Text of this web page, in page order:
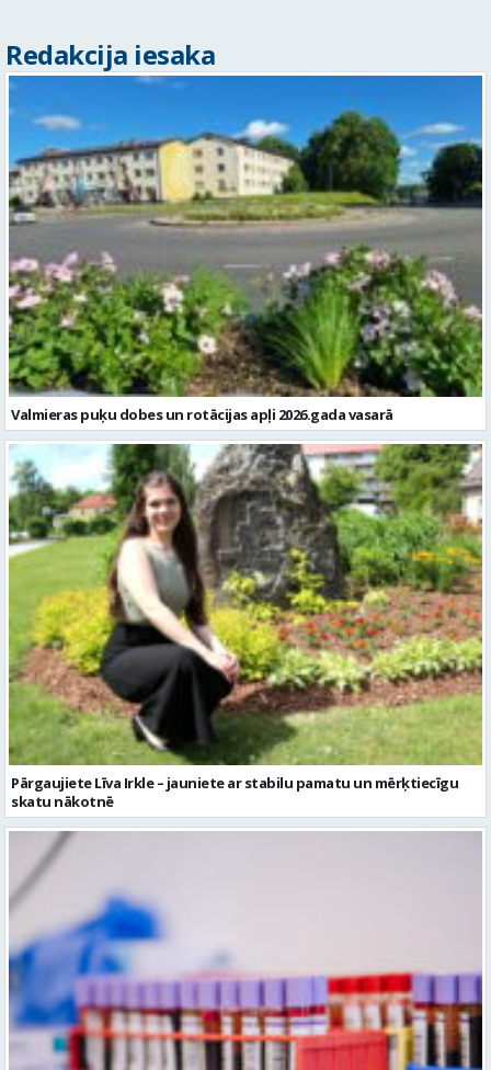
Redakcija iesaka
Valmieras puķu dobes un rotācijas apļi 2026.gada vasarā
Pārgaujiete Līva Irkle – jauniete ar stabilu pamatu un mērķtiecīgu
skatu nākotnē